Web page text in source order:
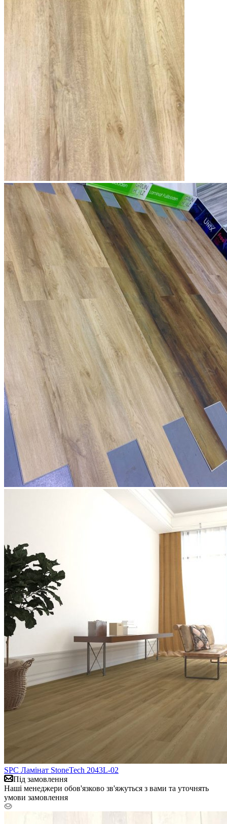
SPC Ламінат StoneTech 2043L-02
Під замовлення
Наші менеджери обов'язково зв'яжуться з вами та уточнять
умови замовлення